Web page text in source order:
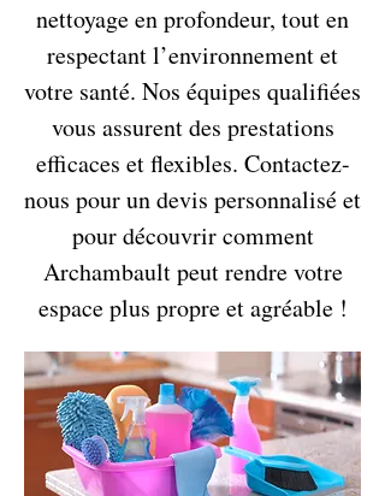
nettoyage en profondeur, tout en
respectant l’environnement et
votre santé. Nos équipes qualifiées
vous assurent des prestations
efficaces et flexibles. Contactez-
nous pour un devis personnalisé et
pour découvrir comment
Archambault peut rendre votre
espace plus propre et agréable !